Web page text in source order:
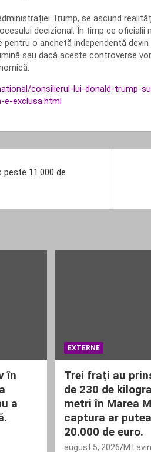
Trump, se ascund
decizional. În timp ce oficialii
pentru o anchetă independentă
sau dacă aceste controverse
consilierul-lui-donald-trump-
e-exclusa.html
peste 11.000 de
în
a
EXTERNE
Trei frați au
de 230 de
metri în Marea
captura ar
20.000 de euro.
august 5, 2026 M